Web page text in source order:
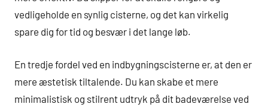
vedligeholde en synlig cisterne, og det kan virkelig
spare dig for tid og besvær i det lange løb.
En tredje fordel ved en indbygningscisterne er, at den er
mere æstetisk tiltalende. Du kan skabe et mere
minimalistisk og stilrent udtryk på dit badeværelse ved